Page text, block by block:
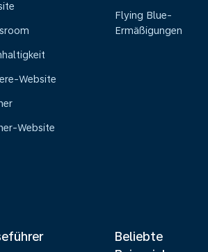
Website
Website
Flying Blue-
Ermäßigungen
Beliebte